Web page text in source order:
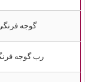
گوجه
رب گوجه